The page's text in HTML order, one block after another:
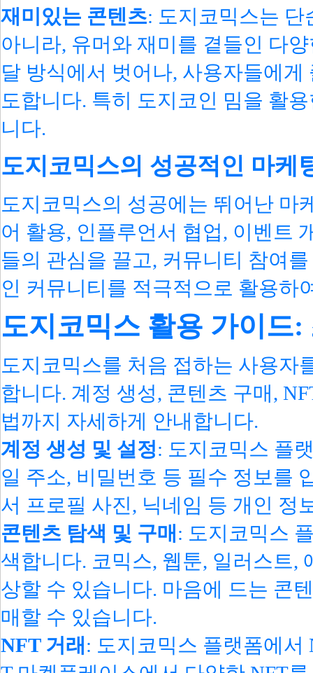
재미있는 콘텐츠: 도지코믹스는
아니라, 유머와 재미를 곁들인 다
달 방식에서 벗어나, 사용자들에
도합니다. 특히 도지코인 밈을 활
니다.
도지코믹스의 성공적인 마케
도지코믹스의 성공에는 뛰어난 마
어 활용, 인플루언서 협업, 이벤트
들의 관심을 끌고, 커뮤니티 참여
인 커뮤니티를 적극적으로 활용하
도지코믹스 활용 가이드
도지코믹스를 처음 접하는 사용자
합니다. 계정 생성, 콘텐츠 구매,
법까지 자세하게 안내합니다.
계정 생성 및 설정: 도지코믹스 플
일 주소, 비밀번호 등 필수 정보를
서 프로필 사진, 닉네임 등 개인 정
콘텐츠 탐색 및 구매 : 도지코믹스
색합니다. 코믹스, 웹툰, 일러스트,
상할 수 있습니다. 마음에 드는 콘
매할 수 있습니다.
NFT 거래 : 도지코믹스 플랫폼에서